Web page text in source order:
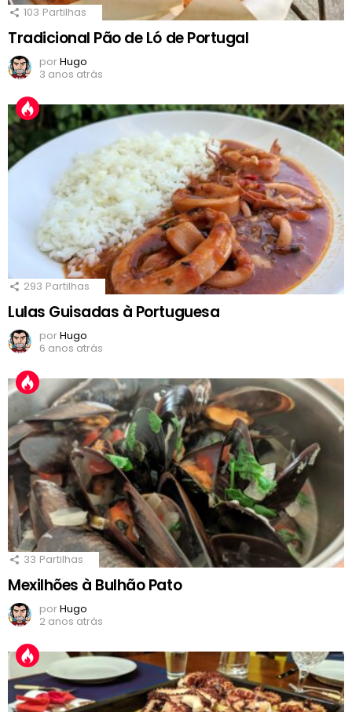
103 Partilhas
Tradicional Pão de Ló de Portugal
porHugo
3 anos atrás
293 Partilhas
Lulas Guisadas à Portuguesa
porHugo
6 anos atrás
33 Partilhas
Mexilhões à Bulhão Pato
porHugo
2 anos atrás